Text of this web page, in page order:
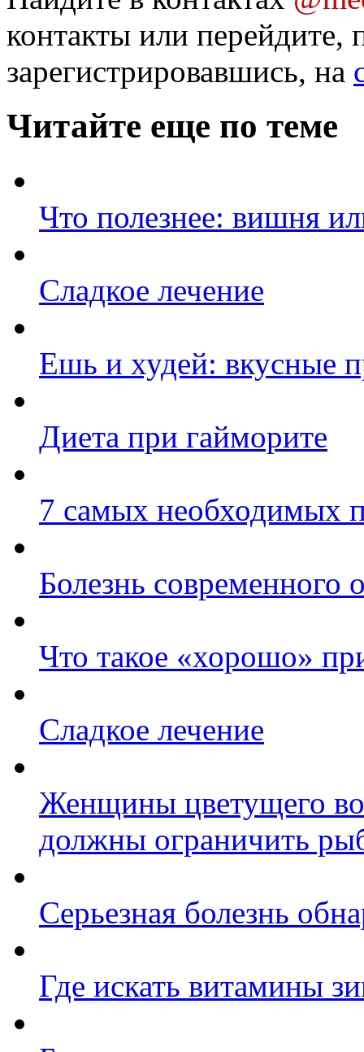
контакты или перейдите,
зарегистрировавшись, на
Читайте еще по теме
Что полезнее: вишня
Сладкое лечение
Ешь и худей: вкусные
Диета при гайморите
7 самых необходимых
Болезнь современного
Что такое «хорошо»
Сладкое лечение
Женщины цветущего
должны ограничить
Серьезная болезнь
Где искать витамины